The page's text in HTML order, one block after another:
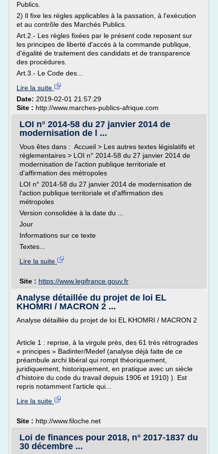
Publics.
2) Il fixe les règles applicables à la passation, à l'exécution
et au contrôle des Marchés Publics.
Art.2.- Les règles fixées par le présent code reposent sur
les principes de liberté d'accès à la commande publique,
d'égalité de traitement des candidats et de transparence
des procédures.
Art.3.- Le Code des...
Lire la suite
Date: 2019-02-01 21:57:29
Site : http://www.marches-publics-afrique.com
LOI n° 2014-58 du 27 janvier 2014 de
modernisation de l ...
Vous êtes dans : Accueil > Les autres textes législatifs et
réglementaires > LOI n° 2014-58 du 27 janvier 2014 de
modernisation de l'action publique territoriale et
d'affirmation des métropoles
LOI n° 2014-58 du 27 janvier 2014 de modernisation de
l'action publique territoriale et d'affirmation des
métropoles
Version consolidée à la date du ...
Jour
Informations sur ce texte
Textes...
Lire la suite
Site : https://www.legifrance.gouv.fr
Analyse détaillée du projet de loi EL
KHOMRI / MACRON 2 ...
Analyse détaillée du projet de loi EL KHOMRI / MACRON 2
Article 1 : reprise, à la virgule près, des 61 très rétrogrades
« principes » Badinter/Medef (analyse déjà faite de ce
préambule archi libéral qui rompt théoriquement,
juridiquement, historiquement, en pratique avec un siècle
d'histoire du code du travail depuis 1906 et 1910) ). Est
repris notamment l'article qui...
Lire la suite
Site : http://www.filoche.net
Loi de finances pour 2018, n° 2017-1837 du
30 décembre ...